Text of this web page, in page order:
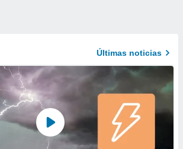
Últimas noticias